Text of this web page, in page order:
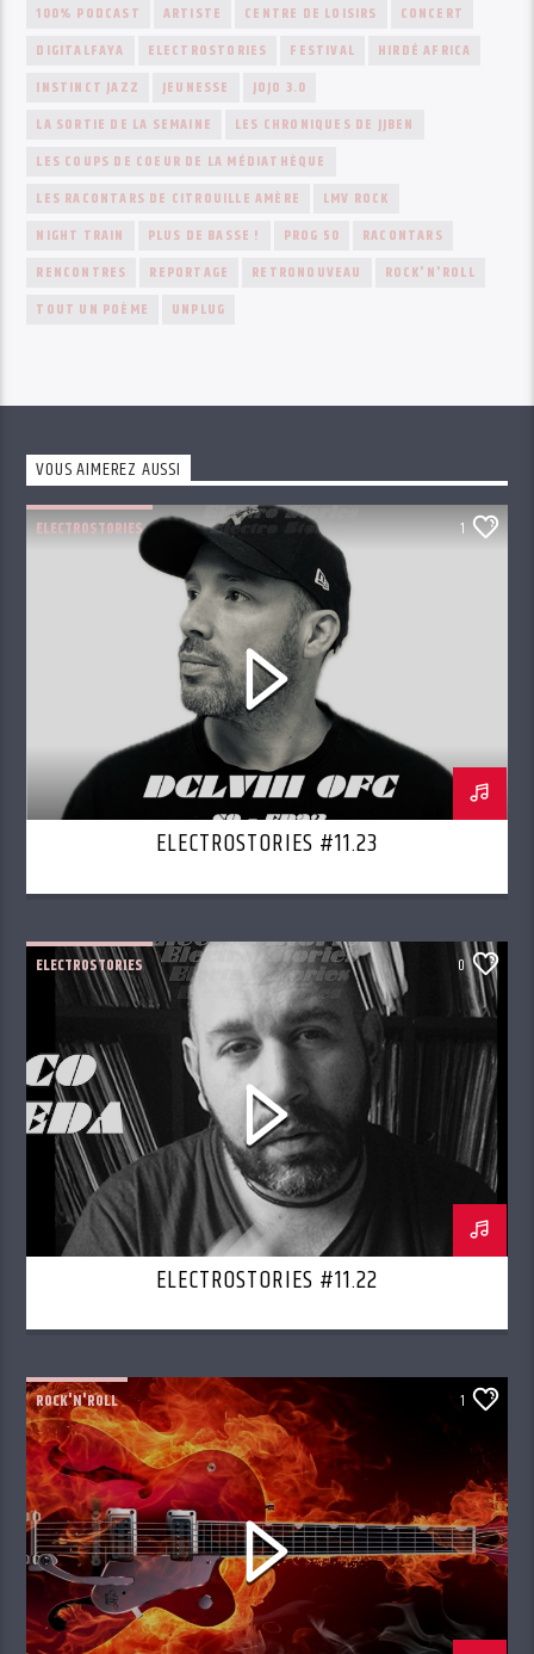
100% PODCAST ARTISTE CENTRE DE LOISIRS
CONCERT
DIGITALFAYA
ELECTROSTORIES FESTIVAL
HIRDÉ AFRICA
INSTINCT JAZZ
JEUNESSE
JOJO 3.0
LA SORTIE DE LA SEMAINE
LES CHRONIQUES DE JJBEN
LES COUPS DE COEUR DE LA MÉDIATHÈQUE
LES RACONTARS DE CITROUILLE AMÈRE
LMV ROCK
NIGHT TRAIN
PLUS DE BASSE ! PROG 50
RACONTARS
RENCONTRES
REPORTAGE RETRONOUVEAU
ROCK'N'ROLL
TOUT UN POÈME
UNPLUG
VOUS AIMEREZ AUSSI
ELECTROSTORIES 1
ELECTROSTORIES #11.23
ELECTROSTORIES 0
ELECTROSTORIES #11.22
ROCK'N'ROLL 1